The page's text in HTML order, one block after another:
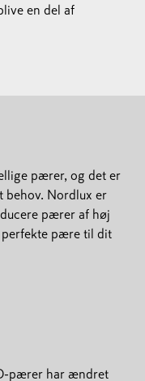
en del af
pærer, og det er
Nordlux er
pærer af høj
perfekte pære til dit
pærer har ændret